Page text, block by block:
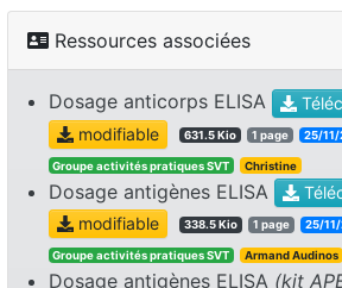
Ressources associées
Dosage anticorps ELISA
modifiable
631.5 Kio 1 page 25/11/
Groupe activités pratiques SVT Christine
Dosage antigènes ELISA
modifiable
338.5 Kio 1 page 25/
Groupe activités pratiques SVT Armand Audinos
Dosage antigènes ELISA (kit